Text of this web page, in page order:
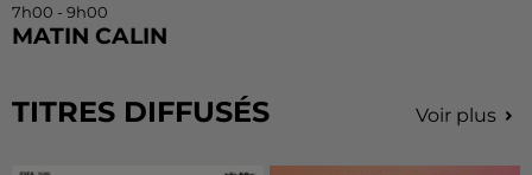
7h00 - 9h00
MATIN CALIN
TITRES DIFFUSÉS Voir plus